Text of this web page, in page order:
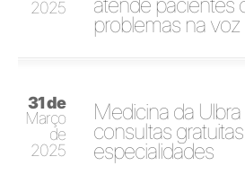
2025
problemas na voz
31 de
Março
de
2025
Medicina da
consultas
especialidades